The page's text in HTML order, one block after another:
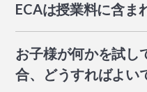
ECAは授業料に含ま
ビティは追加料金なしで
ラクターによる充実プロ
お子様が何かを試し
合、どうすればよい